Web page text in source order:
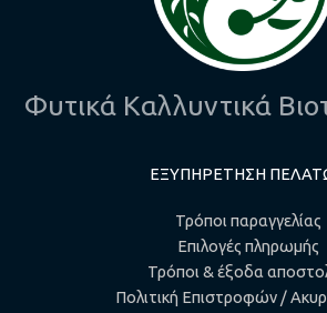
Φυτικά Καλλυντικά
ΕΞΥΠΗΡΕΤΗΣΗ
Τρόποι παραγγελίας
Επιλογές πληρωμής
Τρόποι & έξοδα
Πολιτική Επιστροφών /